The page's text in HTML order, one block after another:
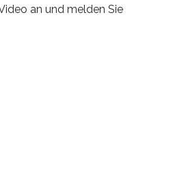
an und melden Sie